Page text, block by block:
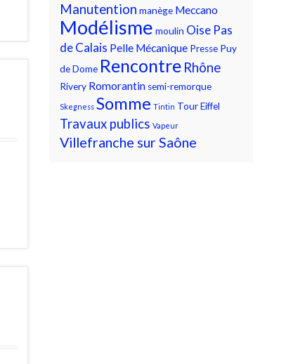
Manutention manège Meccano
Modélisme moulin Oise Pas
de Calais Pelle Mécanique Presse Puy
de Dome Rencontre Rhône
Rivery Romorantin semi-remorque
Skegness Somme Tintin Tour Eiffel
Travaux publics Vapeur
Villefranche sur Saône